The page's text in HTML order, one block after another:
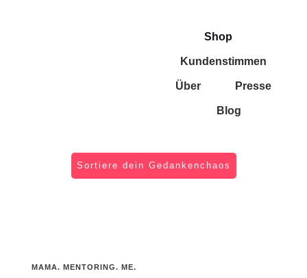
Shop
Kundenstimmen
Über Presse
Blog
Sortiere dein Gedankenchaos
MAMA. MENTORING. ME.